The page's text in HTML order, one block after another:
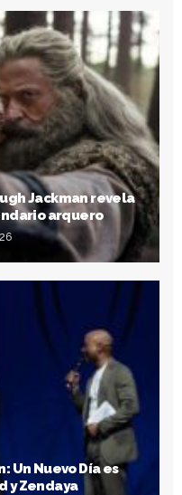
Jackman revela
arquero
Un Nuevo Día es
y Zendaya